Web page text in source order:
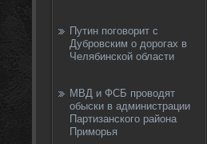
Путин поговорит с
Дубровским о дорогах в
Челябинской области
МВД и ФСБ проводят
обыски в администрации
Партизанского района
Приморья